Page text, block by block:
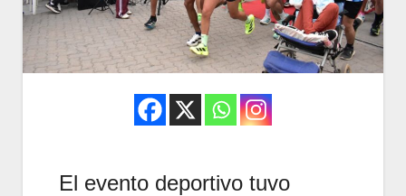
El evento deportivo tuvo